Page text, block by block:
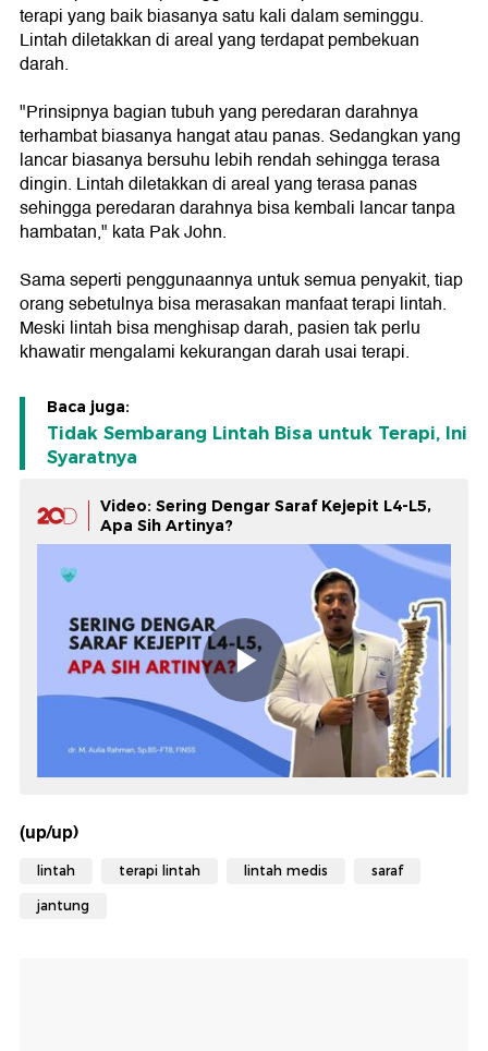
terapi yang baik biasanya satu kali dalam seminggu.
Lintah diletakkan di areal yang terdapat pembekuan
darah.
"Prinsipnya bagian tubuh yang peredaran darahnya
terhambat biasanya hangat atau panas. Sedangkan yang
lancar biasanya bersuhu lebih rendah sehingga terasa
dingin. Lintah diletakkan di areal yang terasa panas
sehingga peredaran darahnya bisa kembali lancar tanpa
hambatan," kata Pak John.
Sama seperti penggunaannya untuk semua penyakit, tiap
orang sebetulnya bisa merasakan manfaat terapi lintah.
Meski lintah bisa menghisap darah, pasien tak perlu
khawatir mengalami kekurangan darah usai terapi.
Baca juga:
Tidak Sembarang Lintah Bisa untuk Terapi, Ini
Syaratnya
Video: Sering Dengar Saraf Kejepit L4-L5,
Apa Sih Artinya?
(up/up)
lintah terapi lintah lintah medis saraf
jantung